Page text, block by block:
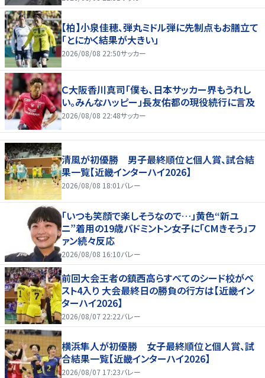
【柏】小泉佳穂、弾丸ミドル弾に先制点もお膳立て
「とにかく結果が大きい」
2026/08/08 22:50サッカー
Ｃ大阪香川真司「僕も、日本サッカー界もうれし
い。みんなハッピー」長友佑都の現役続行に言及
2026/08/08 22:48サッカー
清風が初優勝 男子最終順位と個人賞、試合結
果一覧【近畿インターハイ2026】
2026/08/08 18:01 バレー
「いつも笑顔で楽しそうなので…」黄色“新ユ
ニ”着用の19歳バドミントン女子に「CMきそう」フ
ァン続々反応
2026/08/08 16:10バレー
前回大会王者の鎮西高らすべてのシード校がベ
スト4入り 大会最終日の勝負の行方は【近畿イン
ターハイ2026】
2026/08/07 22:22バレー
横浜隼人が初優勝 女子最終順位と個人賞、試
合結果一覧【近畿インターハイ2026】
2026/08/07 17:23バレー